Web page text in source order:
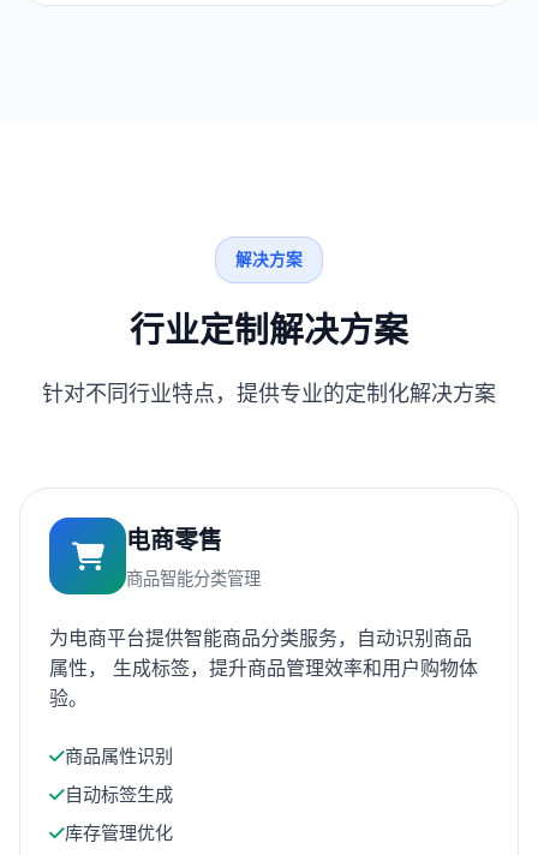
解决方案
行业定制解决方案
针对不同行业特点，提供专业的定制化解决方案
电商零售
商品智能分类管理
为电商平台提供智能商品分类服务，自动识别商品
属性， 生成标签，提升商品管理效率和用户购物体
验。
商品属性识别
自动标签生成
库存管理优化